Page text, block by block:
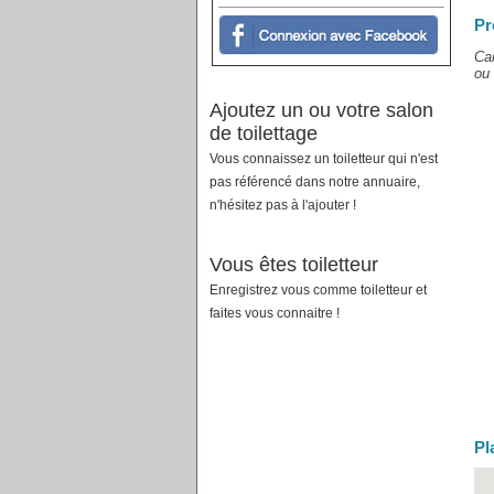
ou
Ajoutez un ou votre salon
de toilettage
Vous connaissez un toiletteur qui n'est
pas référencé dans notre annuaire,
n'hésitez pas à l'ajouter !
Vous êtes toiletteur
Enregistrez vous comme toiletteur et
faites vous connaitre !